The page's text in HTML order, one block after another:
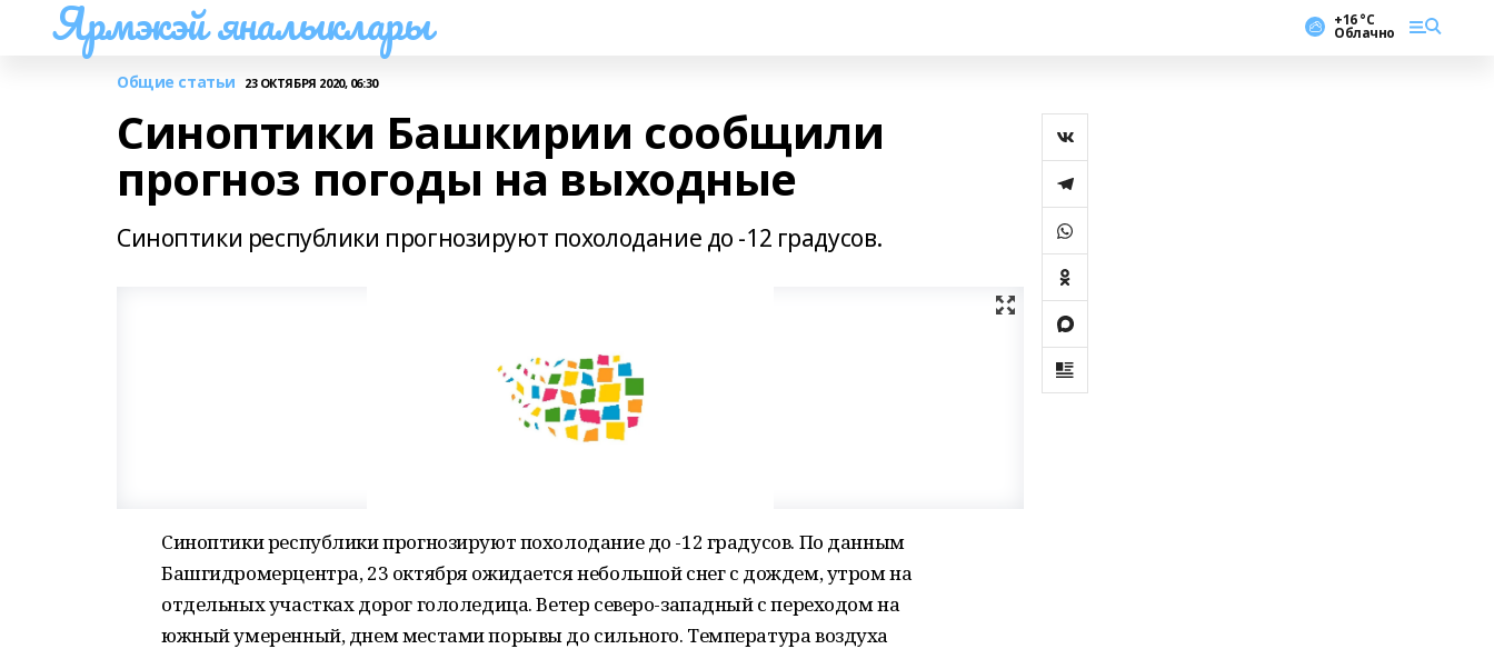
Ярмэкэй яналыклары +16 °С
Облачно
Общие статьи 23 ОКТЯБРЯ 2020, 06:30
Синоптики Башкирии сообщили
прогноз погоды на выходные
Синоптики республики прогнозируют похолодание до -12 градусов.
Синоптики республики прогнозируют похолодание до -12 градусов. По данным
Башгидромерцентра, 23 октября ожидается небольшой снег с дождем, утром на
отдельных участках дорог гололедица. Ветер северо-западный с переходом на
южный умеренный, днем местами порывы до сильного. Температура воздуха